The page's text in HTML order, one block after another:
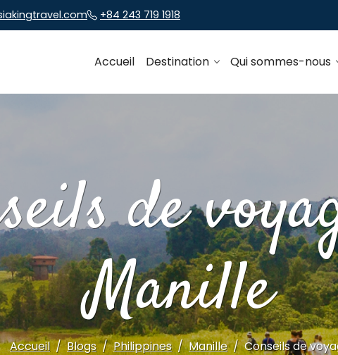
+84 243 719 1918
Accueil Destination Qui sommes-nous
de
Manille
Accueil Blogs Philippines Manille Conseils de